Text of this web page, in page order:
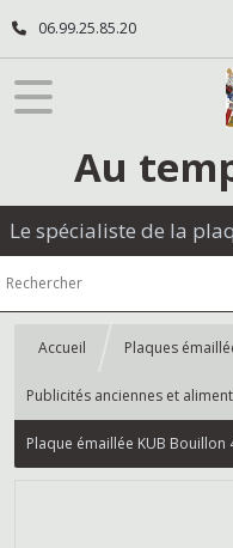
06.99.25.85.20
Au
Le spécialiste de la
Accueil Plaques
Publicités anciennes et
Plaque émaillée KUB Bouillon